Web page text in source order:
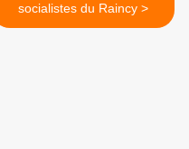
socialistes du Raincy >